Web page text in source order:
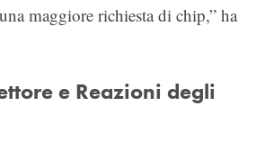
maggiore richiesta di chip,” ha
e Reazioni degli